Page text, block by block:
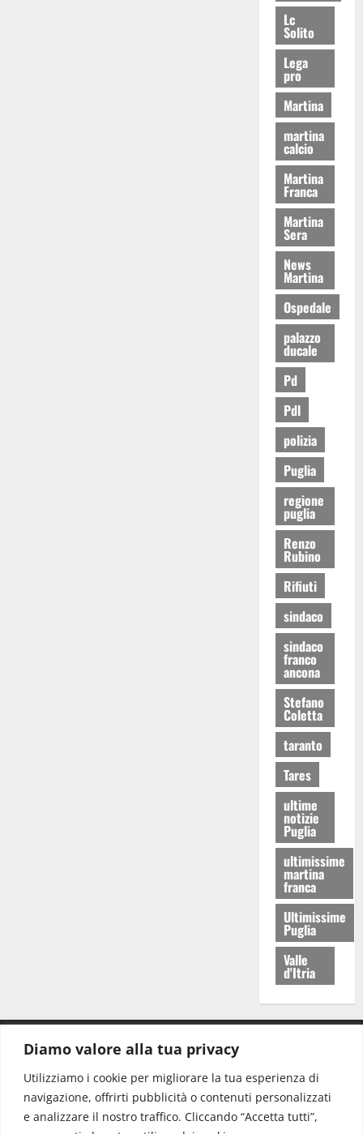
Diamo valore alla tua privacy
Utilizziamo i cookie per migliorare la tua esperienza di
navigazione, offrirti pubblicità o contenuti personalizzati
e analizzare il nostro traffico. Cliccando “Accetta tutti”,
Lc
Solito
Lega
pro
Martina
martina
calcio
Martina
Franca
Martina
Sera
News
Martina
Ospedale
palazzo
ducale
Pd
Pdl
polizia
Puglia
regione
puglia
Renzo
Rubino
Rifiuti
sindaco
sindaco
franco
ancona
Stefano
Coletta
taranto
Tares
ultime
notizie
Puglia
ultimissime
martina
franca
Ultimissime
Puglia
Valle
d'Itria
Redazione: redazione@www.martinasera.it
Direttore:direttore@www.martinasera.it